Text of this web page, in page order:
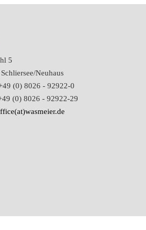
5
Neuhaus
(0) 8026 - 92922-0
(0) 8026 - 92922-29